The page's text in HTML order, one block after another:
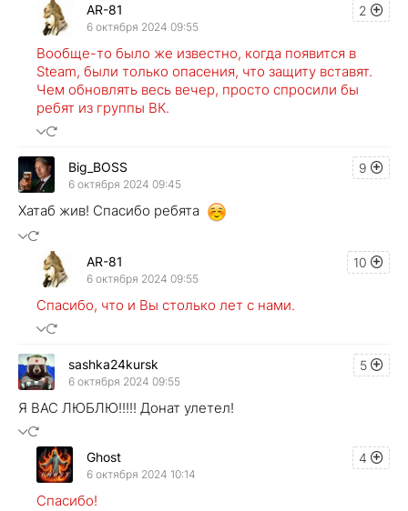
2
AR-81
6 октября 2024 09:55
Вообще-то было же известно, когда появится в
Steam, были только опасения, что защиту вставят.
Чем обновлять весь вечер, просто спросили бы
ребят из группы ВК.
9
Big_BOSS
6 октября 2024 09:45
Хатаб жив! Спасибо ребята
10
AR-81
6 октября 2024 09:55
Спасибо, что и Вы столько лет с нами.
5
sashka24kursk
6 октября 2024 09:55
Я ВАС ЛЮБЛЮ!!!!! Донат улетел!
4
Ghost
6 октября 2024 10:14
Спасибо!